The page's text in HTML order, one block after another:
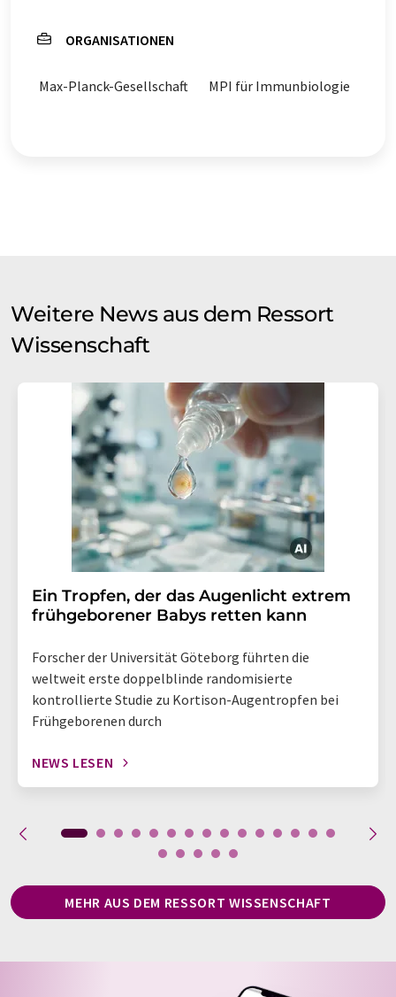
ORGANISATIONEN
Max-Planck-Gesellschaft MPI für Immunbiologie
Weitere News aus dem Ressort
Wissenschaft
Ein Tropfen, der das Augenlicht extrem
frühgeborener Babys retten kann
Forscher der Universität Göteborg führten die
weltweit erste doppelblinde randomisierte
kontrollierte Studie zu Kortison-Augentropfen bei
Frühgeborenen durch
NEWS LESEN
MEHR AUS DEM RESSORT WISSENSCHAFT